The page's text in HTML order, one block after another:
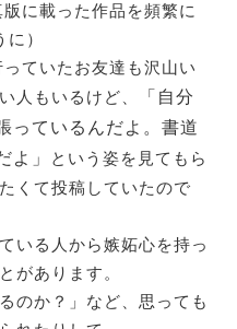
に載った作品を頻繁に
）
ていたお友達も沢山い
人もいるけど、
「自分
っているんだよ。書道
よ」
という姿を見てもら
くて投稿していたので
いる人から嫉妬心を持っ
があります。
のか？」など、思っても